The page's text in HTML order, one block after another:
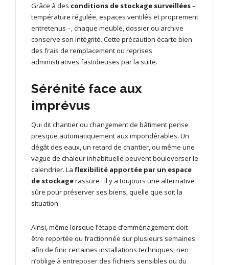
Grâce à des conditions de stockage surveillées–
température régulée, espaces ventilés et proprement
entretenus –, chaque meuble, dossier ou archive
conserve son intégrité. Cette précaution écarte bien
des frais de remplacement ou reprises
administratives fastidieuses par la suite.
Sérénité face aux
imprévus
Qui dit chantier ou changement de bâtiment pense
presque automatiquement aux impondérables. Un
dégât des eaux, un retard de chantier, ou même une
vague de chaleur inhabituelle peuvent bouleverser le
calendrier. La flexibilité apportée par un espace
de stockagerassure : il y a toujours une alternative
sûre pour préserver ses biens, quelle que soit la
situation.
Ainsi, même lorsque l’étape d’emménagement doit
être reportée ou fractionnée sur plusieurs semaines
afin de finir certaines installations techniques, rien
n’oblige à entreposer des fichiers sensibles ou du